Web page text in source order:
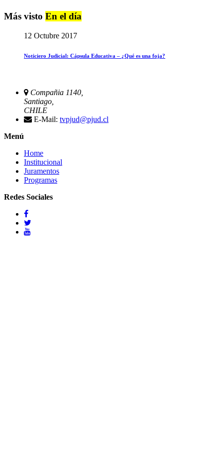
Más visto En el día
12 Octubre 2017
Noticiero Judicial: Cápsula Educativa – ¿Qué es una foja?
Compañia 1140,
Santiago,
CHILE
E-Mail: tvpjud@pjud.cl
Menú
Home
Institucional
Juramentos
Programas
Redes Sociales